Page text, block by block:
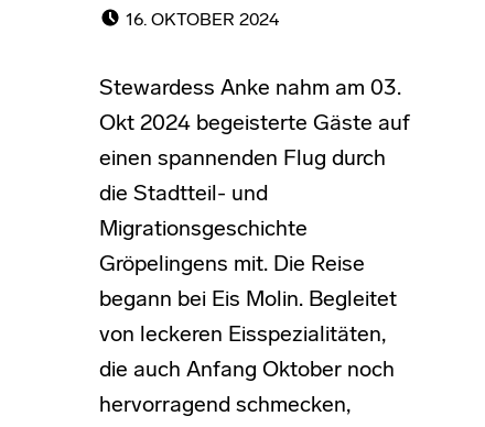
16. OKTOBER 2024
Stewardess Anke nahm am 03.
Okt 2024 begeisterte Gäste auf
einen spannenden Flug durch
die Stadtteil- und
Migrationsgeschichte
Gröpelingens mit. Die Reise
begann bei Eis Molin. Begleitet
von leckeren Eisspezialitäten,
die auch Anfang Oktober noch
hervorragend schmecken,